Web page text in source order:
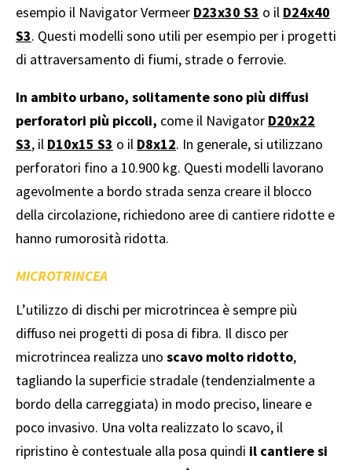
esempio il Navigator Vermeer D23x30 S3 o il D24x40
S3. Questi modelli sono utili per esempio per i progetti
di attraversamento di fiumi, strade o ferrovie.
In ambito urbano, solitamente sono più diffusi
perforatori più piccoli, come il Navigator D20x22
S3, il D10x15 S3 o il D8x12. In generale, si utilizzano
perforatori fino a 10.900 kg. Questi modelli lavorano
agevolmente a bordo strada senza creare il blocco
della circolazione, richiedono aree di cantiere ridotte e
hanno rumorosità ridotta.
MICROTRINCEA
L’utilizzo di dischi per microtrincea è sempre più
diffuso nei progetti di posa di fibra. Il disco per
microtrincea realizza uno scavo molto ridotto,
tagliando la superficie stradale (tendenzialmente a
bordo della carreggiata) in modo preciso, lineare e
poco invasivo. Una volta realizzato lo scavo, il
ripristino è contestuale alla posa quindi il cantiere si